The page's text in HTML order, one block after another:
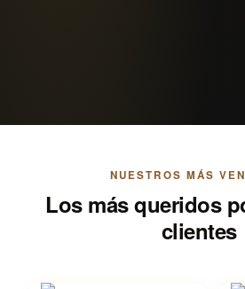
NUESTROS MÁS
Los más queridos
clientes